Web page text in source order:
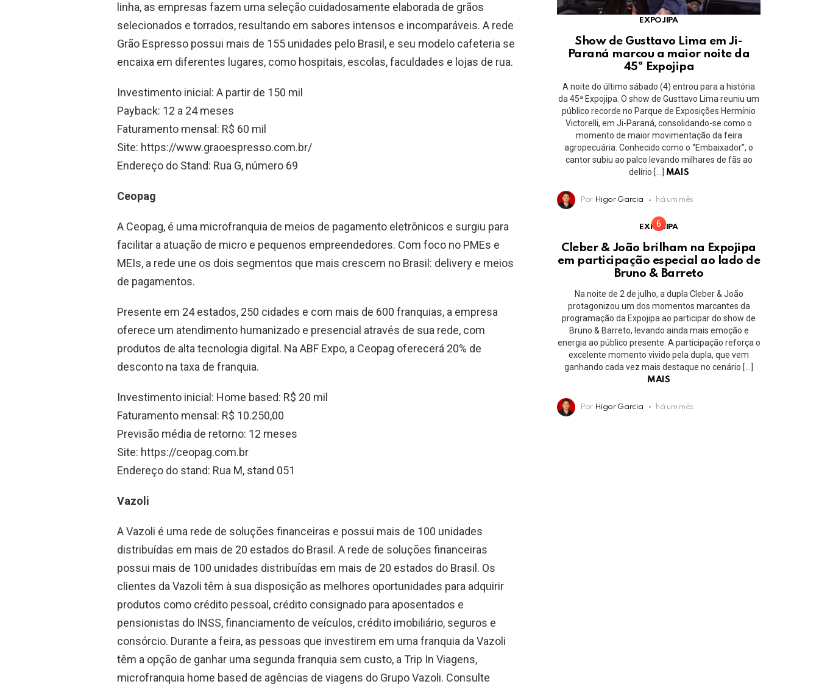
linha, as empresas fazem uma seleção cuidadosamente elaborada de grãos
selecionados e torrados, resultando em sabores intensos e incomparáveis. A rede
Grão Espresso possui mais de 155 unidades pelo Brasil, e seu modelo cafeteria se
encaixa em diferentes lugares, como hospitais, escolas, faculdades e lojas de rua.
Investimento inicial: A partir de 150 mil
Payback: 12 a 24 meses
Faturamento mensal: R$ 60 mil
Site: https://www.graoespresso.com.br/
Endereço do Stand: Rua G, número 69
Ceopag
A Ceopag, é uma microfranquia de meios de pagamento eletrônicos e surgiu para
facilitar a atuação de micro e pequenos empreendedores. Com foco no PMEs e
MEIs, a rede une os dois segmentos que mais crescem no Brasil: delivery e meios
de pagamentos.
Presente em 24 estados, 250 cidades e com mais de 600 franquias, a empresa
oferece um atendimento humanizado e presencial através de sua rede, com
produtos de alta tecnologia digital. Na ABF Expo, a Ceopag oferecerá 20% de
desconto na taxa de franquia.
Investimento inicial: Home based: R$ 20 mil
Faturamento mensal: R$ 10.250,00
Previsão média de retorno: 12 meses
Site: https://ceopag.com.br
Endereço do stand: Rua M, stand 051
Vazoli
A Vazoli é uma rede de soluções financeiras e possui mais de 100 unidades
distribuídas em mais de 20 estados do Brasil. A rede de soluções financeiras
possui mais de 100 unidades distribuídas em mais de 20 estados do Brasil. Os
clientes da Vazoli têm à sua disposição as melhores oportunidades para adquirir
produtos como crédito pessoal, crédito consignado para aposentados e
pensionistas do INSS, financiamento de veículos, crédito imobiliário, seguros e
consórcio. Durante a feira, as pessoas que investirem em uma franquia da Vazoli
têm a opção de ganhar uma segunda franquia sem custo, a Trip In Viagens,
microfranquia home based de agências de viagens do Grupo Vazoli. Consulte
EXPOJIPA
Show de Gusttavo Lima em Ji-
Paraná marcou a maior noite da
45ª Expojipa
A noite do último sábado (4) entrou para a história
da 45ª Expojipa. O show de Gusttavo Lima reuniu um
público recorde no Parque de Exposições Hermínio
Victorelli, em Ji-Paraná, consolidando-se como o
momento de maior movimentação da feira
agropecuária. Conhecido como o “Embaixador”, o
cantor subiu ao palco levando milhares de fãs ao
delírio […]
MAIS
Por Higor Garcia há um mês
EXPOJIPA
Cleber & João brilham na Expojipa
em participação especial ao lado de
Bruno & Barreto
Na noite de 2 de julho, a dupla Cleber & João
protagonizou um dos momentos marcantes da
programação da Expojipa ao participar do show de
Bruno & Barreto, levando ainda mais emoção e
energia ao público presente. A participação reforça o
excelente momento vivido pela dupla, que vem
ganhando cada vez mais destaque no cenário […]
MAIS
Por Higor Garcia há um mês